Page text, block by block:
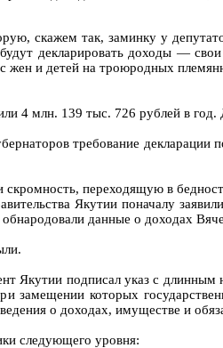
скажем так, заминку у
декларировать доходы —
жен и детей на троюродных
4 млн. 139 тыс. 726 рублей в
требование
переходящую в
Якутии поначалу
данные о доходах
Якутии подписал указ с
замещении которых
о доходах, имуществе и
следующего уровня: